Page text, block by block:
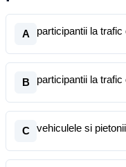
A participantii la
B participantii la
C vehiculele si